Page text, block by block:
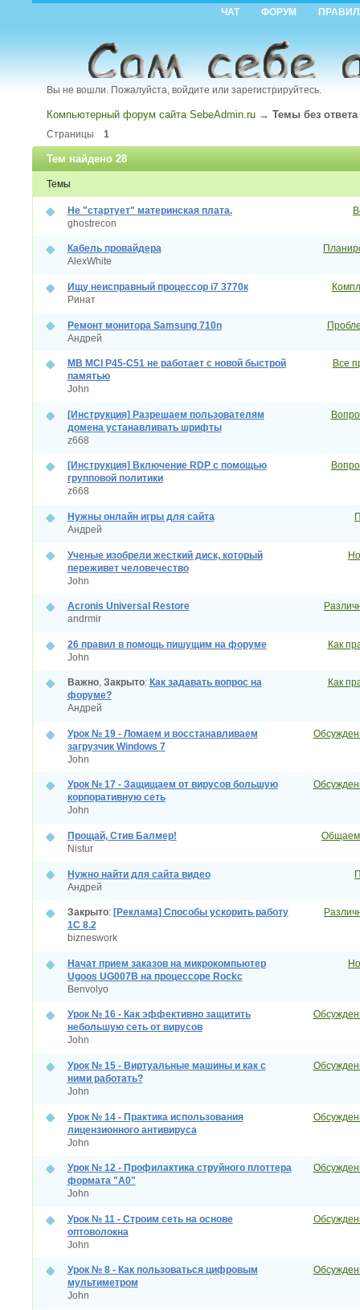
ЧАТ ФОРУМ
Вы не вошли. Пожалуйста, войдите или зарегистрируйтесь.
Компьютерный форум сайта SebeAdmin.ru →Темы без ответа
Страницы 1
Тем найдено 28
Темы
Не "стартует" материнская плата.
ghostrecon
Кабель провайдера
AlexWhite
Ищу неисправный процессор i7 3770к
Ринат
Ремонт монитора Samsung 710n
Андрей
MB MCI P45-C51 не работает с новой быстрой
памятью
John
Все
[Инструкция] Разрешаем пользователям
домена устанавливать шрифты
z668
[Инструкция] Включение RDP с помощью
групповой политики
z668
Нужны онлайн игры для сайта
Андрей
Ученые изобрели жесткий диск, который
переживет человечество
John
Acronis Universal Restore
andrmir
26 правил в помощь пишущим на форуме
John
Как
Важно, Закрыто: Как задавать вопрос на
форуме?
Андрей
Как
Урок № 19 - Ломаем и восстанавливаем
загрузчик Windows 7
John
Урок № 17 - Защищаем от вирусов большую
корпоративную сеть
John
Прощай, Стив Балмер!
Nistur
Нужно найти для сайта видео
Андрей
Закрыто: [Реклама] Способы ускорить работу
1С 8.2
bizneswork
Начат прием заказов на микрокомпьютер
Ugoos UG007B на процессоре Rockc
Benvolyo
Урок № 16 - Как эффективно защитить
небольшую сеть от вирусов
John
Урок № 15 - Виртуальные машины и как с
ними работать?
John
Урок № 14 - Практика использования
лицензионного антивируса
John
Урок № 12 - Профилактика струйного плоттера
формата "А0"
John
Урок № 11 - Строим сеть на основе
оптоволокна
John
Урок № 8 - Как пользоваться цифровым
мультиметром
John